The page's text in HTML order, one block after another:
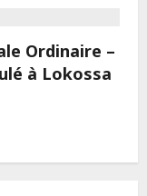
Ordinaire –
à Lokossa